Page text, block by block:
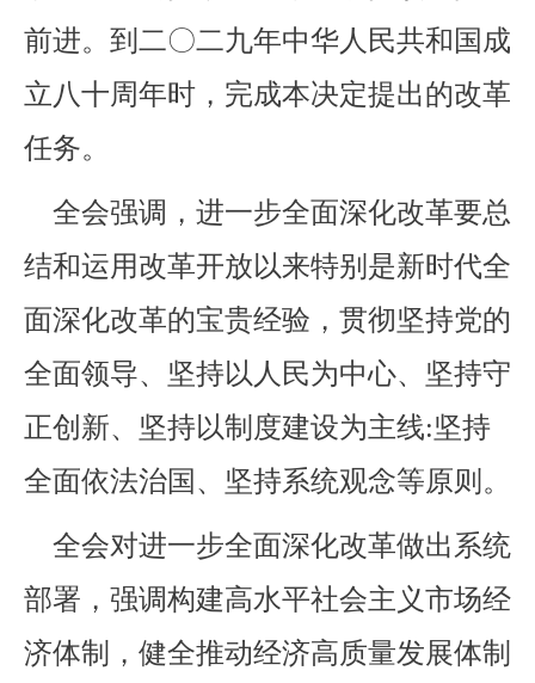
前进。到二〇二九年中华人民共和国成
立八十周年时，完成本决定提出的改革
任务。
全会强调，进一步全面深化改革要总
结和运用改革开放以来特别是新时代全
面深化改革的宝贵经验，贯彻坚持党的
全面领导、坚持以人民为中心、坚持守
正创新、坚持以制度建设为主线:坚持
全面依法治国、坚持系统观念等原则。
全会对进一步全面深化改革做出系统
部署，强调构建高水平社会主义市场经
济体制，健全推动经济高质量发展体制